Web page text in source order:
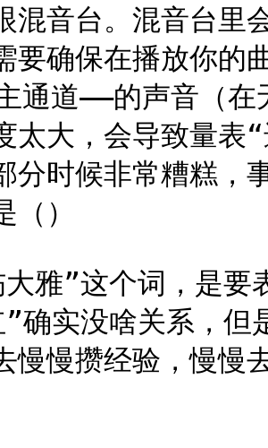
混音台。混音台
要确保在播放你的
道——的声音（在
太大，会导致量表
分时候非常糟糕，
（）
雅”这个词，是
确实没啥关系，但
慢慢攒经验，慢慢